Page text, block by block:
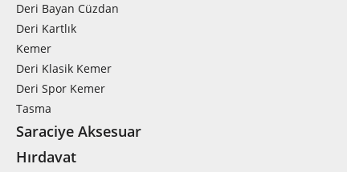
Deri Bayan Cüzdan
Deri Kartlık
Kemer
Deri Klasik Kemer
Deri Spor Kemer
Tasma
Saraciye Aksesuar
Hırdavat